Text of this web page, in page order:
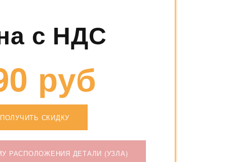
с НДС
руб
ПОЛУЧИТЬ СКИДКУ
РАСПОЛОЖЕНИЯ ДЕТАЛИ (УЗЛА)